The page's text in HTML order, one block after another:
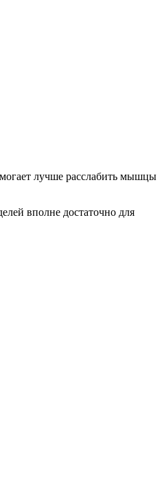
лучше расслабить мышцы
вполне достаточно для